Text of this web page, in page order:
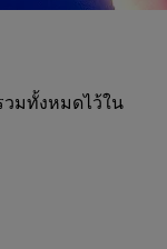
วมทั้งหมดไว้ใน